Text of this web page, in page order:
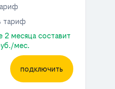
тариф
2 месяца составит
мес.
подключить